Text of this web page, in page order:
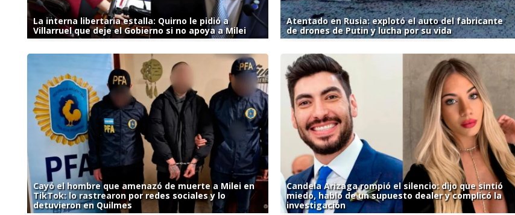
La interna libertaria estalla: Quirno le pidió a
Villarruel que deje el Gobierno si no apoya a Milei
Atentado en Rusia: explotó el auto del fabricante
de drones de Putin y lucha por su vida
Cayó el hombre que amenazó de muerte a Milei en
TikTok: lo rastrearon por redes sociales y lo
detuvieron en Quilmes
Candela Arizaga rompió el silencio: dijo que sintió
miedo, habló de un supuesto dealer y complicó la
investigación